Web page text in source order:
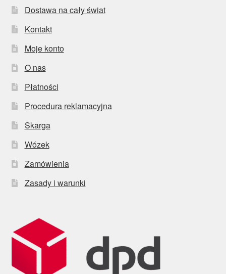
Dostawa na cały świat
Kontakt
Moje konto
O nas
Płatności
Procedura reklamacyjna
Skarga
Wózek
Zamówienia
Zasady i warunki